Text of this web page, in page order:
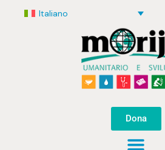
Italiano
Dona